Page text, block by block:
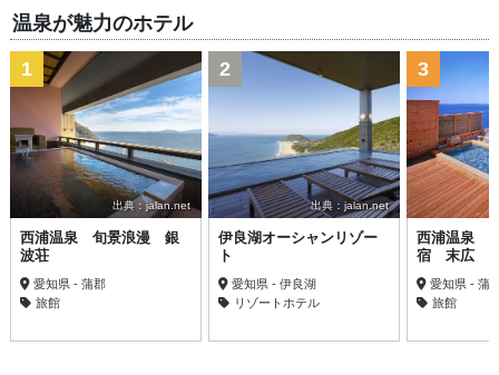
温泉が魅力のホテル
出典：jalan.net
1
西浦温泉 旬景浪漫 銀
波荘
愛知県 - 蒲郡
旅館
出典：jalan.net
2
伊良湖オーシャンリゾー
ト
愛知県 - 伊良湖
リゾートホテル
3
西浦温泉
宿 末広
愛知県 - 蒲
旅館